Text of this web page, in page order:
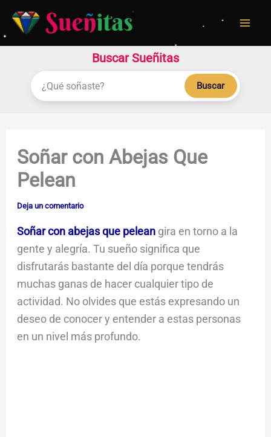
contenido
Buscar Sueñitas
Buscar
Soñar con Abejas Que
Pelean
Deja un comentario
Soñar con abejas que peleangira en torno a la
gente y alegría. Tu sueño significa que
disfrutarás bastante del día porque tendrás
muchas ganas de hacer cualquier tipo de
actividad. No olvides que estás expresando un
deseo de conocer y entender a estas personas
en un nivel más profundo.